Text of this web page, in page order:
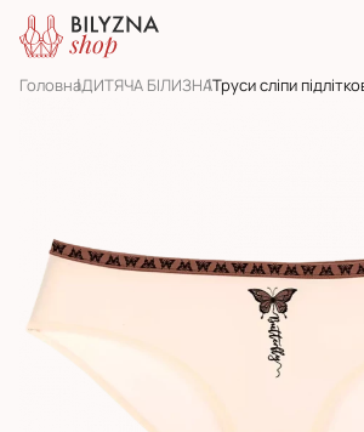
ГоловнаДИТЯЧА БІЛИЗНАТруси сліпи